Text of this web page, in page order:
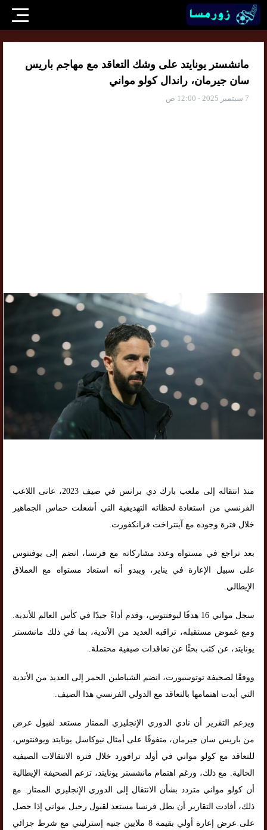
مانشستر يونايتد على وشك التعاقد مع مهاجم باريس
سان جيرمان، راندال كولو مواني
7 سبتمبر 2025 - 12:00 ص
منذ انتقاله إلى ملعب بارك دي برانس في صيف 2023، عانى اللاعب
الفرنسي من استعادة لحظاته التهديفية التي أشعلت حماس الجماهير
خلال فترة وجوده مع آينتراخت فرانكفورت.
بعد تراجع في مستواه وعدد مشاركاته مع فرنسا، انضم إلى يوفنتوس
على سبيل الإعارة في يناير، ويبدو أنه استعاد مستواه مع العملاق
الإيطالي.
سجل مواني 16 هدفًا ليوفنتوس، وقدم أداءً جيدًا في كأس العالم للأندية.
ومع غموض مستقبله، تراقبه العديد من الأندية، بما في ذلك مانشستر
يونايتد، عن كثب بحثًا عن تعاقدات صيفية محتملة.
ووفقًا لصحيفة توتوسبورت، انضم الشياطين الحمر إلى العديد من الأندية
التي أبدت اهتمامها بالتعاقد مع الدولي الفرنسي هذا الصيف.
ويزعم التقرير أن نادي الدوري الإنجليزي الممتاز مستعد لقبول عرض
من باريس سان جيرمان، متفوقًا على أمثال نيوكاسل يونايتد ويوفنتوس،
للتعاقد مع كولو مواني في أولد ترافورد خلال فترة الانتقالات الصيفية
الحالية. مع ذلك، ورغم اهتمام مانشستر يونايتد، تزعم الصحيفة الإيطالية
أن كولو مواني متردد بشأن الانتقال إلى الدوري الإنجليزي الممتاز. مع
ذلك، أفادت التقارير أن بطل فرنسا مستعد لقبول رحيل مواني إذا حصل
على عرض إعارة أولي بقيمة 8 ملايين جنيه إسترليني مع شرط جزائي